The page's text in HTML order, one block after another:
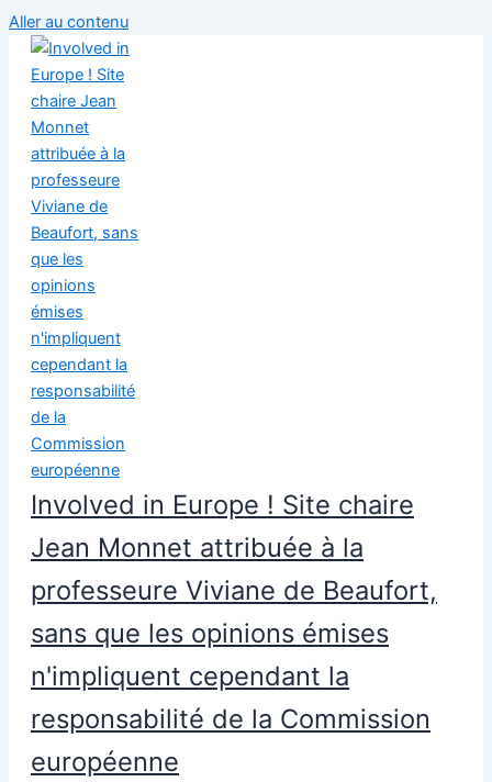
Aller au contenu
Involved in Europe ! Site chaire
Jean Monnet attribuée à la
professeure Viviane de Beaufort,
sans que les opinions émises
n'impliquent cependant la
responsabilité de la Commission
européenne